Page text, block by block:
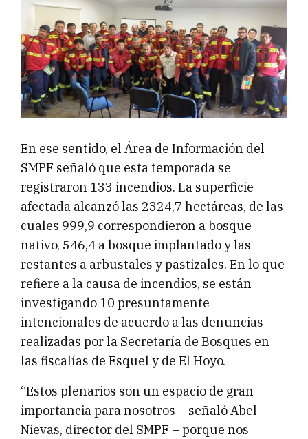
En ese sentido, el Área de Información del
SMPF señaló que esta temporada se
registraron 133 incendios. La superficie
afectada alcanzó las 2324,7 hectáreas, de las
cuales 999,9 correspondieron a bosque
nativo, 546,4 a bosque implantado y las
restantes a arbustales y pastizales. En lo que
refiere a la causa de incendios, se están
investigando 10 presuntamente
intencionales de acuerdo a las denuncias
realizadas por la Secretaría de Bosques en
las fiscalías de Esquel y de El Hoyo.
“Estos plenarios son un espacio de gran
importancia para nosotros – señaló Abel
Nievas, director del SMPF – porque nos